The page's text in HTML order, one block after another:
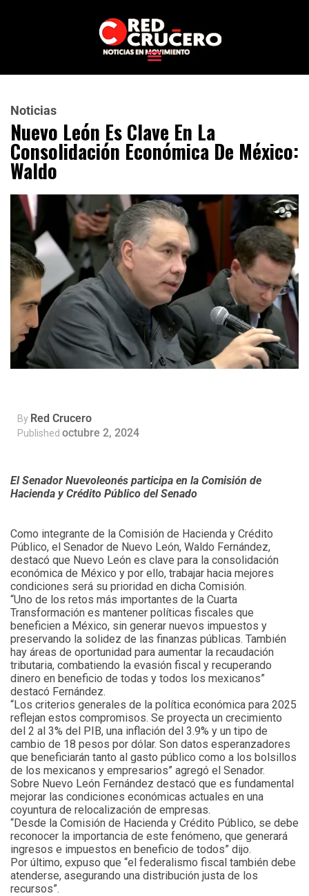
Noticias
Nuevo León Es Clave En La
Consolidación Económica De México:
Waldo
By Red Crucero
Published octubre 2, 2024
El Senador Nuevoleonés participa en la Comisión de
Hacienda y Crédito Público del Senado
Como integrante de la Comisión de Hacienda y Crédito
Público, el Senador de Nuevo León, Waldo Fernández,
destacó que Nuevo León es clave para la consolidación
económica de México y por ello, trabajar hacia mejores
condiciones será su prioridad en dicha Comisión.
“Uno de los retos más importantes de la Cuarta
Transformación es mantener políticas fiscales que
beneficien a México, sin generar nuevos impuestos y
preservando la solidez de las finanzas públicas. También
hay áreas de oportunidad para aumentar la recaudación
tributaria, combatiendo la evasión fiscal y recuperando
dinero en beneficio de todas y todos los mexicanos”
destacó Fernández.
“Los criterios generales de la política económica para 2025
reflejan estos compromisos. Se proyecta un crecimiento
del 2 al 3% del PIB, una inflación del 3.9% y un tipo de
cambio de 18 pesos por dólar. Son datos esperanzadores
que beneficiarán tanto al gasto público como a los bolsillos
de los mexicanos y empresarios” agregó el Senador.
Sobre Nuevo León Fernández destacó que es fundamental
mejorar las condiciones económicas actuales en una
coyuntura de relocalización de empresas.
“Desde la Comisión de Hacienda y Crédito Público, se debe
reconocer la importancia de este fenómeno, que generará
ingresos e impuestos en beneficio de todos” dijo.
Por último, expuso que “el federalismo fiscal también debe
atenderse, asegurando una distribución justa de los
recursos”.